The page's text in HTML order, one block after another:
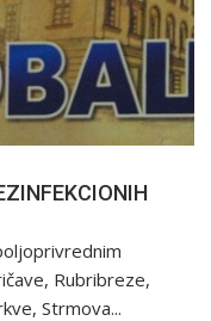
Rubribreze,
Strmova...